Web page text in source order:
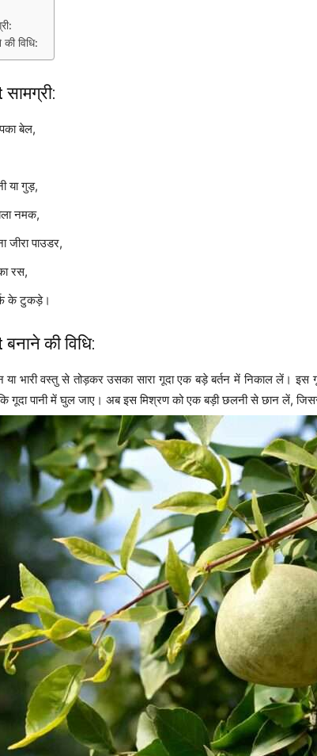
विधि:
बेल,
या गुड़,
नमक,
जीरा पाउडर,
रस,
के टुकड़े।
की विधि:
भारी वस्तु से तोड़कर उसका सारा गूदा एक बड़े बर्तन में निकाल लें। इस
गूदा पानी में घुल जाए। अब इस मिश्रण को एक बड़ी छलनी से छान लें,